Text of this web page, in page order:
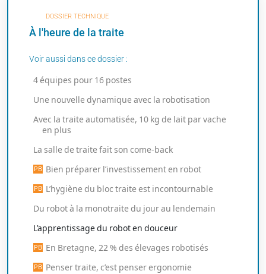
DOSSIER TECHNIQUE
À l'heure de la traite
Voir aussi dans ce dossier :
4 équipes pour 16 postes
Une nouvelle dynamique avec la robotisation
Avec la traite automatisée, 10 kg de lait par vache
en plus
La salle de traite fait son come-back
Bien préparer l’investissement en robot
L’hygiène du bloc traite est incontournable
Du robot à la monotraite du jour au lendemain
L’apprentissage du robot en douceur
En Bretagne, 22 % des élevages robotisés
Penser traite, c’est penser ergonomie